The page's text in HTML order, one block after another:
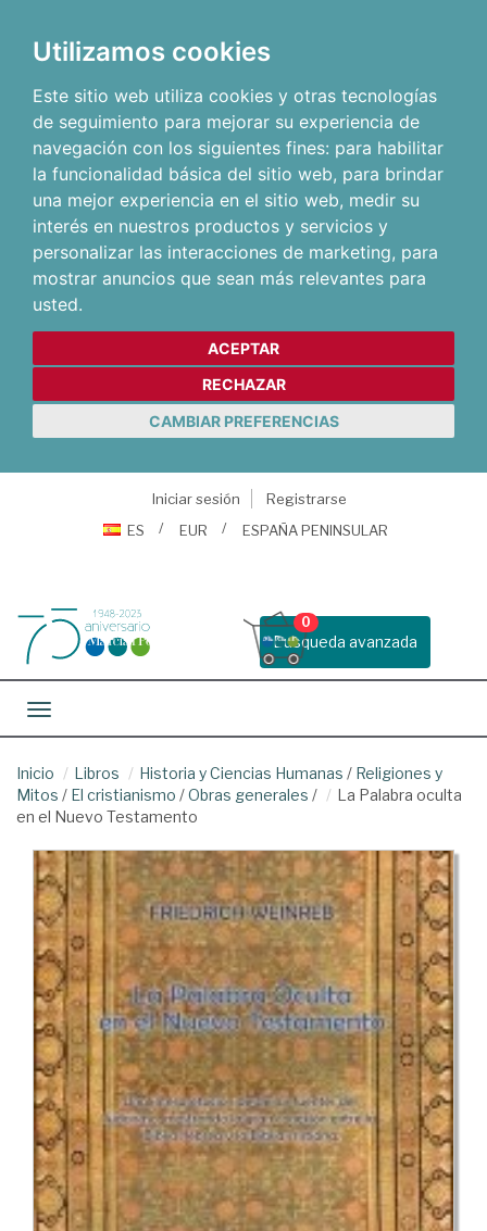
Utilizamos cookies
Este sitio web utiliza cookies y otras tecnologías
de seguimiento para mejorar su experiencia de
navegación con los siguientes fines: para habilitar
la funcionalidad básica del sitio web, para brindar
una mejor experiencia en el sitio web, medir su
interés en nuestros productos y servicios y
personalizar las interacciones de marketing, para
mostrar anuncios que sean más relevantes para
usted.
ACEPTAR
RECHAZAR
CAMBIAR PREFERENCIAS
Iniciar sesión
Registrarse
ES
EUR ESPAÑA PENINSULAR
Busqueda avanzada
0
Toggle navigation
Inicio Libros Historia y Ciencias Humanas / Religiones y
Mitos / El cristianismo /Obras generales /
La Palabra oculta
en el Nuevo Testamento